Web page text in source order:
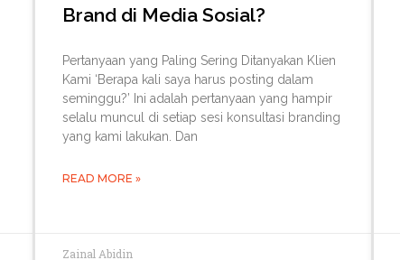
Brand di Media Sosial?
Pertanyaan yang Paling Sering Ditanyakan Klien
Kami ‘Berapa kali saya harus posting dalam
seminggu?’ Ini adalah pertanyaan yang hampir
selalu muncul di setiap sesi konsultasi branding
yang kami lakukan. Dan
READ MORE »
Zainal Abidin